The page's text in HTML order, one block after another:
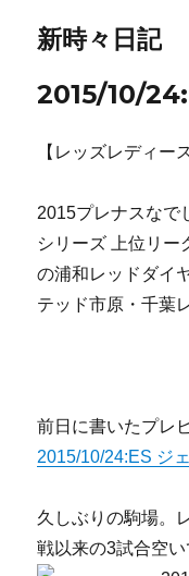
新時々日記
2015/10/
【レッズレディー
2015プレナスなで
シリーズ 上位リー
の浦和レッドダイ
テッド市原・千葉
前日に書いたプレ
2015/10/24:ES ジ
久しぶりの駒場。
戦以来の3試合空い